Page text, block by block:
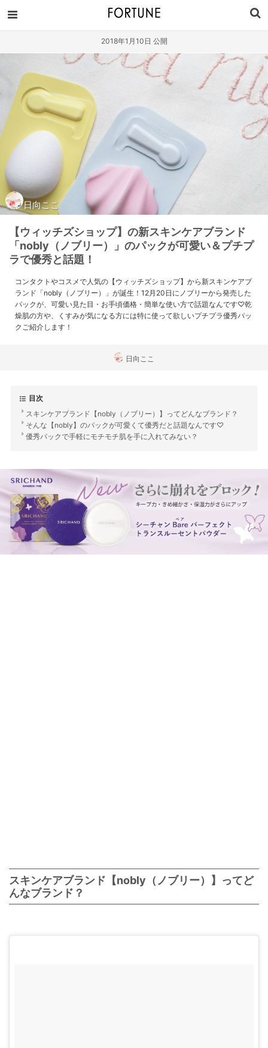
2018年1月10日 公開
日向ここ
【ウィッチズショップ】の新スキンケアブランド
「nobly（ノブリー）」のパックが可愛い＆プチプ
ラで優秀と話題！
コンタクトやコスメで人気の【ウィッチズショップ】から新スキンケアブ
ランド「nobly（ノブリー）」が誕生！12月20日にノブリーから発売した
パックが、可愛い見た目・お手頃価格・簡単な使い方で話題なんです♡乾
燥肌の方や、くすみが気になる方には特に使って欲しいプチプラ優秀パッ
クご紹介します！
日向ここ
目次
スキンケアブランド【nobly（ノブリー）】ってどんなブランド？
そんな【nobly】のパックが可愛くて優秀だと話題なんです♡
優秀パックで手軽にモチモチ肌を手に入れてみない？
スキンケアブランド【nobly（ノブリー）】ってど
んなブランド？